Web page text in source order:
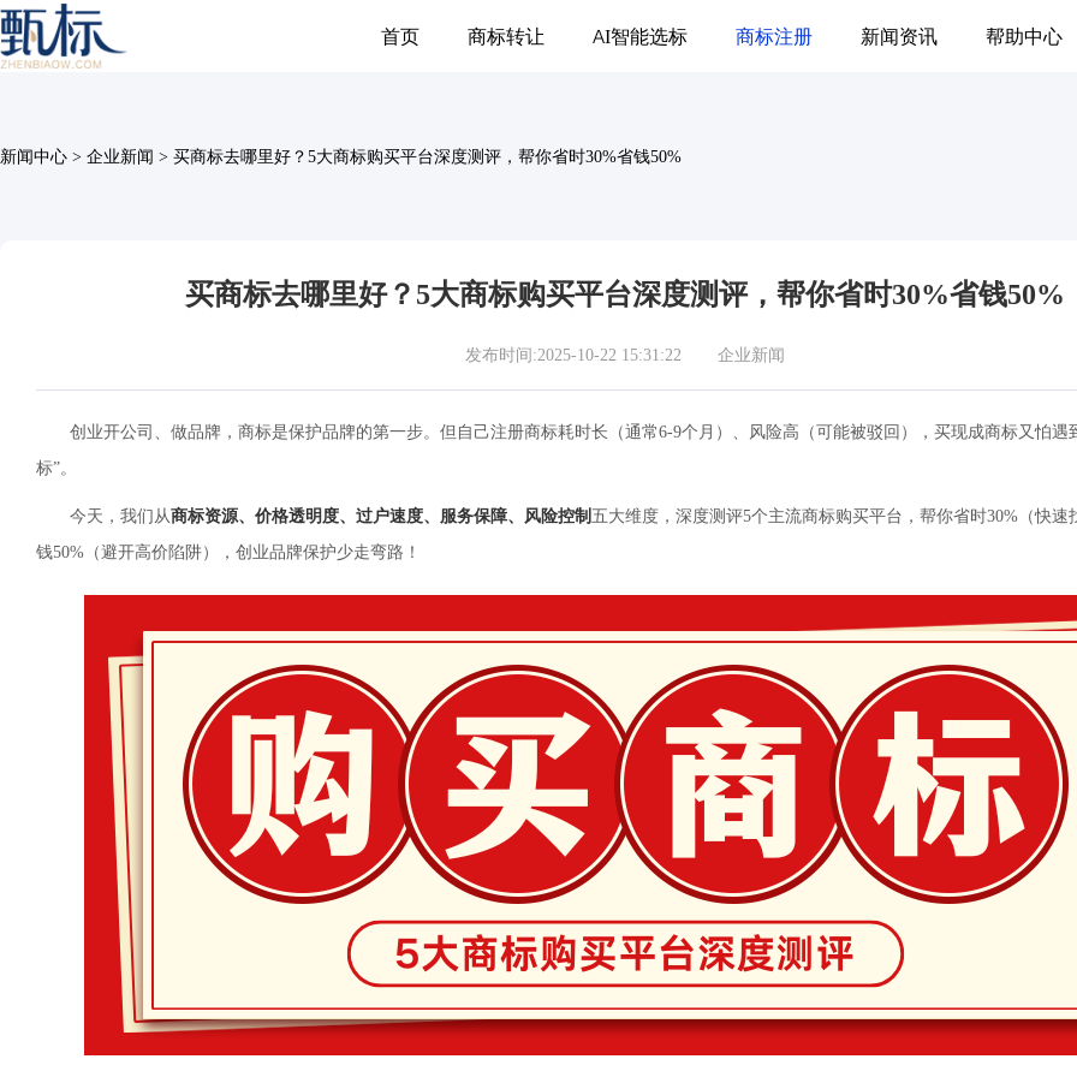
首页 商标转让 AI智能选标 商标注册 新闻资讯 帮助中心
新闻中心 > 企业新闻 > 买商标去哪里好？5大商标购买平台深度测评，帮你省时30%省钱50%
买商标去哪里好？5大商标购买平台深度测评，帮你省时30%省钱50%
发布时间:2025-10-22 15:31:22 企业新闻
创业开公司、做品牌，商标是保护品牌的第一步。但自己注册商标耗时长（通常6-9个月）、风险高（可能被驳回），买现成商标又怕遇
标”。
今天，我们从商标资源、价格透明度、过户速度、服务保障、风险控制 五大维度，深度测评5个主流商标购买平台，帮你省时30%（快速
钱50%（避开高价陷阱），创业品牌保护少走弯路！